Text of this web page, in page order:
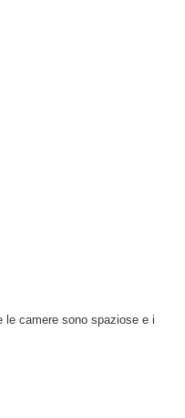
le camere sono spaziose e i